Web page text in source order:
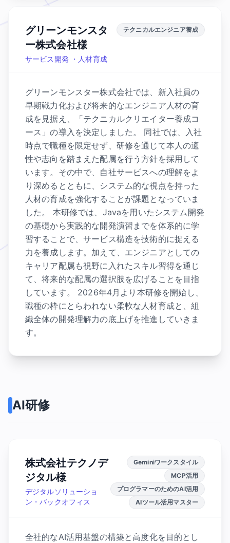
グリーンモンスタ
ー株式会社様
サービス開発 ・人材育成
テクニカルエンジニア養成
グリーンモンスター株式会社では、新入社員の
早期戦力化および将来的なエンジニア人材の育
成を見据え、「テクニカルクリエイター養成コ
ース」の導入を決定しました。 同社では、入社
時点で職種を限定せず、研修を通じて本人の適
性や志向を踏まえた配属を行う方針を採用して
います。その中で、自社サービスへの理解をよ
り深めるとともに、システム的な視点を持った
人材の育成を強化することが課題となっていま
した。 本研修では、Javaを用いたシステム開発
の基礎から実践的な開発演習までを体系的に学
習することで、サービス構造を技術的に捉える
力を養成します。加えて、エンジニアとしての
キャリア配属も視野に入れたスキル習得を通じ
て、将来的な配属の選択肢を広げることを目指
しています。 2026年4月より本研修を開始し、
職種の枠にとらわれない柔軟な人材育成と、組
織全体の開発理解力の底上げを推進していきま
す。
AI研修
株式会社テクノデ
ジタル様
デジタルソリューショ
ン・バックオフィス
Geminiワークスタイル
MCP活用
プログラマーのためのAI活用
AIツール活用マスター
全社的なAI活用基盤の構築と高度化を目的とし